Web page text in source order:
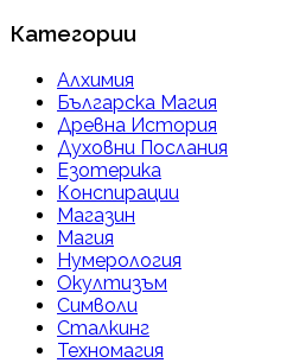
Категории
Алхимия
Българска Магия
Древна История
Духовни Послания
Езотерика
Конспирации
Магазин
Магия
Нумерология
Окултизъм
Символи
Сталкинг
Техномагия